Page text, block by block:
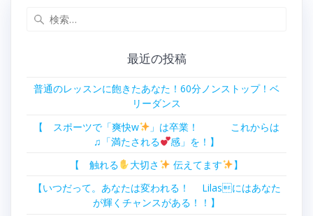
ビ
最近の投稿
普通のレッスンに飽きたあなた！60分ノンストップ！ベ
リーダンス
【 スポーツで「爽快w
」は卒業！ これからは
♫「満たされる
感」を！】
【 触れる
大切さ 伝えてます
】
【いつだって。あなたは変われる！ Lilasにはあなた
が輝くチャンスがある！！】